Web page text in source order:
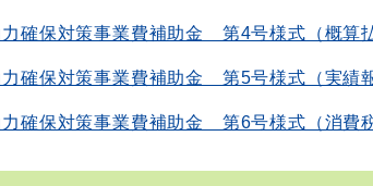
確保対策事業費補助金 第4号様式（概算
確保対策事業費補助金 第5号様式（実績
確保対策事業費補助金 第6号様式（消費